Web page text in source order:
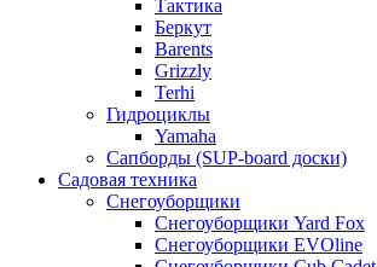
Тактика
Беркут
Barents
Grizzly
Terhi
Гидроциклы
Yamaha
Сапборды (SUP-board доски)
Садовая техника
Снегоуборщики
Снегоуборщики Yard Fox
Снегоуборщики EVOline